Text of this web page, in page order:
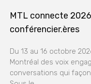
MTL connecte
conférencier.ères
Du 13 au 16 octobre
Montréal des voix
conversations qui